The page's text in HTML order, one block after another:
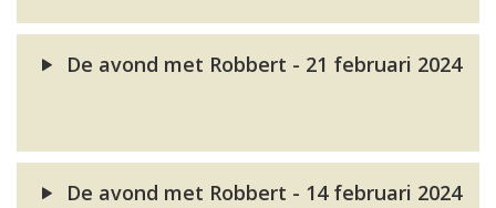
De avond met Robbert - 21 februari 2024
De avond met Robbert - 14 februari 2024